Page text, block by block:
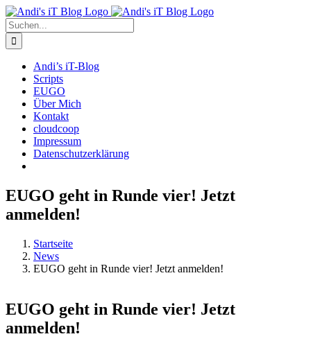
Zum
Inhalt
springen
Rss
Facebook
X
YouTube
Skype
Suche
nach:
Andi’s iT-Blog
Scripts
EUGO
Über Mich
Kontakt
cloudcoop
Impressum
Datenschutzerklärung
EUGO geht in Runde vier! Jetzt
anmelden!
Startseite
News
EUGO geht in Runde vier! Jetzt anmelden!
EUGO geht in Runde vier! Jetzt
anmelden!